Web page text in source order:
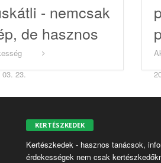
- nemcsak
de hasznos
23.
KERTÉSZKEDEK
Kertészkedek - hasznos tanácsok,
érdekességek nem csak